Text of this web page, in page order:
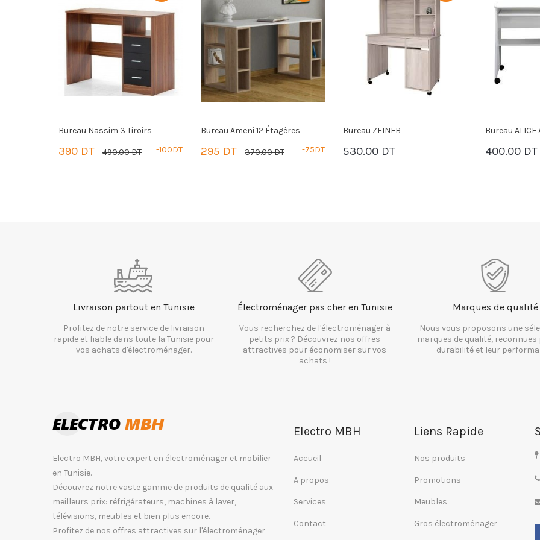
Bureau Ameni 12 Étagères
295 DT 370.00 DT -75DT
PANIER
Bureau ZEINEB
530.00 DT
PANIER
Bureau ALICE AVEC NICHE
400.00 DT
PANIER
Bureau MARIN
655.00 DT
PANIER
Livraison partout en Tunisie
Profitez de notre service de livraison
rapide et fiable dans toute la Tunisie pour
vos achats d'électroménager.
Électroménager pas cher en Tunisie
Vous recherchez de l'électroménager à
petits prix ? Découvrez nos offres
attractives pour économiser sur vos
achats !
Marques de qualité
Nous vous proposons une
marques de qualité, reconnues
durabilité et leur
Electro MBH, votre expert en électroménager et mobilier
en Tunisie.
Découvrez notre vaste gamme de produits de qualité aux
meilleurs prix: réfrigérateurs, machines à laver,
télévisions, meubles et bien plus encore.
Profitez de nos offres attractives sur l'électroménager
Electro MBH
Accueil
A propos
Services
Contact
Liens Rapide
Nos produits
Promotions
Meubles
Gros électroménager